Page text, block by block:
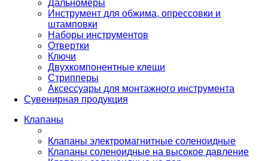
Дальномеры
Инструмент для обжима, опрессовки и
штамповки
Наборы инструментов
Отвертки
Ключи
Двухкомпонентные клещи
Стрипперы
Аксессуары для монтажного инструмента
Сувенирная продукция
Клапаны
Клапаны электромагнитные соленоидные
Клапаны соленоидные на высокое давление